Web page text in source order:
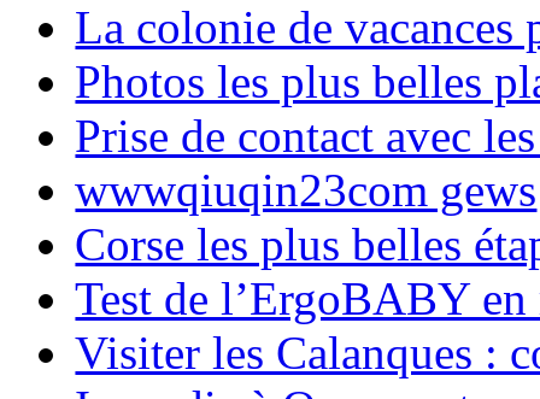
La colonie de vacances
Photos les plus belles
Prise de contact avec
wwwqiuqin23com gews
Corse les plus belles
Test de l’ErgoBABY en
Visiter les Calanques :